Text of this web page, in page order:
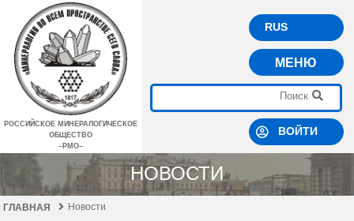
РОССИЙСКОЕ МИНЕРАЛОГИЧЕСКОЕ
ОБЩЕСТВО
–РМО–
RUS
МЕНЮ
ВОЙТИ
НОВОСТИ
ГЛАВНАЯ Новости